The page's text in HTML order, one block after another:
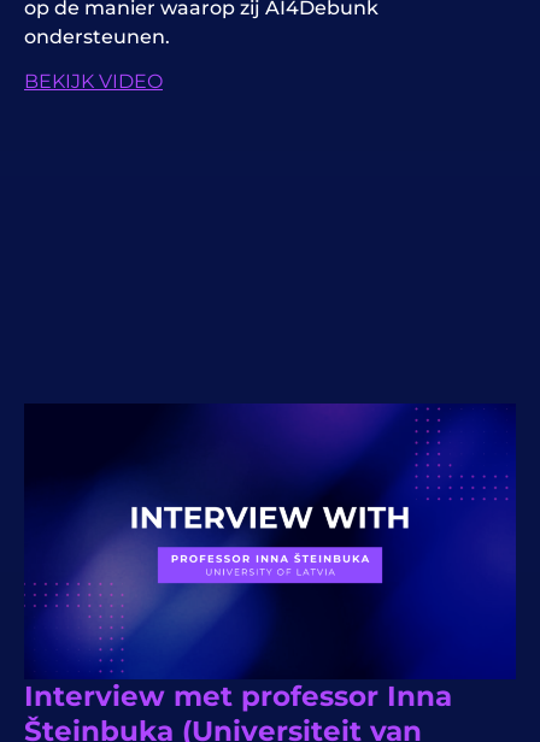
op de manier waarop zij AI4Debunk
ondersteunen.
BEKIJK VIDEO
Interview met professor Inna
Šteinbuka (Universiteit van